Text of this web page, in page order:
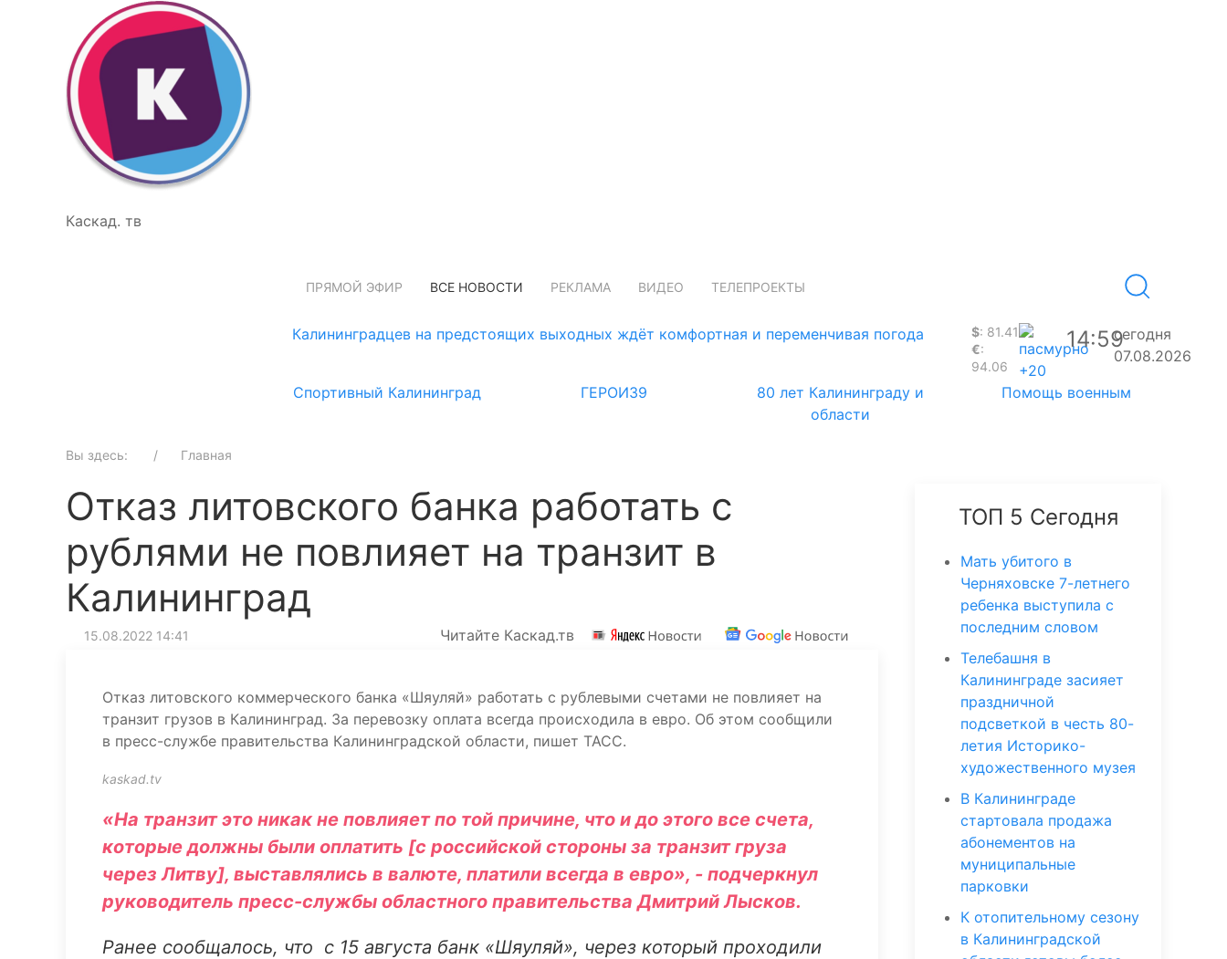
Каскад. тв
ПРЯМОЙ ЭФИР ВСЕ НОВОСТИ РЕКЛАМА ВИДЕО ТЕЛЕПРОЕКТЫ
Калининградцев на предстоящих выходных ждёт комфортная и переменчивая погода $: 81.41
€:
94.06
+20
14:59сегодня
07.08.2026
Спортивный Калининград
ГЕРОИ39
80 лет Калининграду и
области
Помощь военным
Вы здесь: Главная
Отказ литовского банка работать с
рублями не повлияет на транзит в
Калининград
15.08.2022 14:41 Читайте Каскад.тв
Отказ литовского коммерческого банка «Шяуляй» работать с рублевыми счетами не повлияет на
транзит грузов в Калининград. За перевозку оплата всегда происходила в евро. Об этом сообщили
в пресс-службе правительства Калининградской области, пишет ТАСС.
kaskad.tv
«На транзит это никак не повлияет по той причине, что и до этого все счета,
которые должны были оплатить [с российской стороны за транзит груза
через Литву], выставлялись в валюте, платили всегда в евро», - подчеркнул
руководитель пресс-службы областного правительства Дмитрий Лысков.
Ранее сообщалось, что с 15 августа банк «Шяуляй», через который проходили
ТОП 5 Сегодня
Мать убитого в
Черняховске 7-летнего
ребенка выступила с
последним словом
Телебашня в
Калининграде засияет
праздничной
подсветкой в честь 80-
летия Историко-
художественного музея
В Калининграде
стартовала продажа
абонементов на
муниципальные
парковки
К отопительному сезону
в Калининградской